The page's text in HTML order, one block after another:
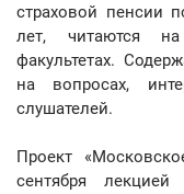
страховой пенсии
лет, читаются
факультетах.
на вопросах,
слушателей.
Проект
сентября